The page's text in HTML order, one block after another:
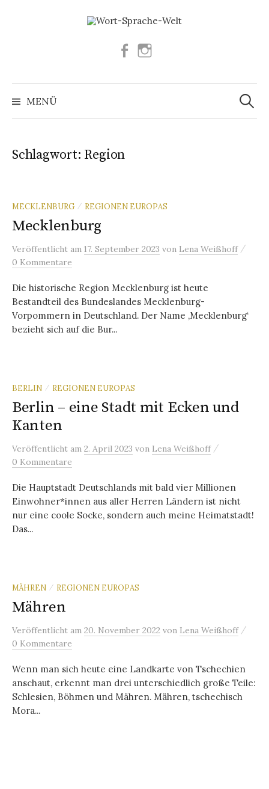
Facebook
MENÜ
Suchen
nach:
Schlagwort: Region
MECKLENBURG / REGIONEN EUROPAS
Mecklenburg
Veröffentlicht am 17. September 2023 von Lena Weißhoff /
0 Kommentare
Die historische Region Mecklenburg ist heute
Bestandteil des Bundeslandes Mecklenburg-
Vorpommern in Deutschland. Der Name ‚Mecklenburg‘
bezieht sich auf die Bur...
BERLIN / REGIONEN EUROPAS
Berlin – eine Stadt mit Ecken und
Kanten
Veröffentlicht am 2. April 2023 von Lena Weißhoff /
0 Kommentare
Die Hauptstadt Deutschlands mit bald vier Millionen
Einwohner*innen aus aller Herren Ländern ist nicht
nur eine coole Socke, sondern auch meine Heimatstadt!
Das...
MÄHREN / REGIONEN EUROPAS
Mähren
Veröffentlicht am 20. November 2022 von Lena Weißhoff /
0 Kommentare
Wenn man sich heute eine Landkarte von Tschechien
anschaut, erkennt man drei unterschiedlich große Teile:
Schlesien, Böhmen und Mähren. Mähren, tschechisch
Mora...